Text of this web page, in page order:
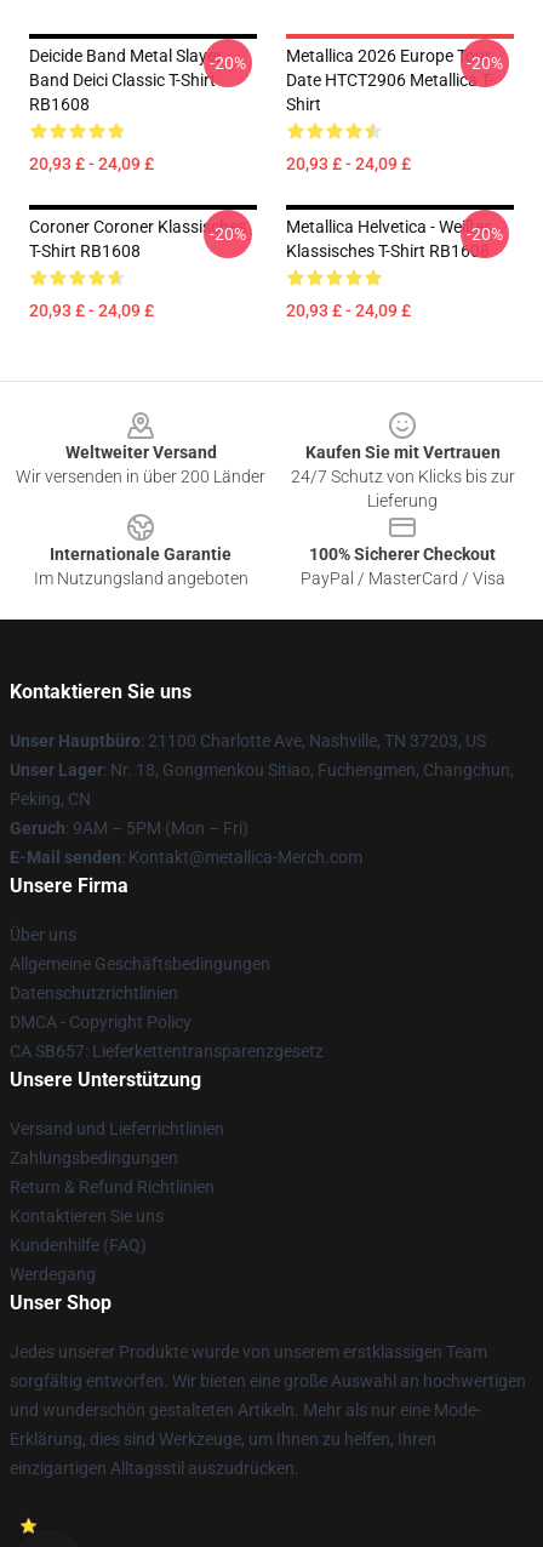
Deicide Band Metal Slayer
Band Deici Classic T-Shirt
RB1608
20,93 £ - 24,09 £
-20%
Metallica 2026 Europe Tour
Date HTCT2906 Metallica T-
Shirt
20,93 £ - 24,09 £
-20%
Coroner Coroner Klassisches
T-Shirt RB1608
20,93 £ - 24,09 £
-20%
Metallica Helvetica - Weißes
Klassisches T-Shirt RB1608
20,93 £ - 24,09 £
-20%
Weltweiter Versand
Wir versenden in über 200 Länder
Kaufen Sie mit Vertrauen
24/7 Schutz von Klicks bis zur
Lieferung
Internationale Garantie
Im Nutzungsland angeboten
100% Sicherer Checkout
PayPal / MasterCard / Visa
Kontaktieren Sie uns
Unser Hauptbüro: 21100 Charlotte Ave, Nashville, TN 37203, US
Unser Lager: Nr. 18, Gongmenkou Sitiao, Fuchengmen, Changchun,
Peking, CN
Geruch: 9AM – 5PM (Mon – Fri)
E-Mail senden: Kontakt@metallica-Merch.com
Unsere Firma
Über uns
Allgemeine Geschäftsbedingungen
Datenschutzrichtlinien
DMCA - Copyright Policy
CA SB657: Lieferkettentransparenzgesetz
Unsere Unterstützung
Versand und Lieferrichtlinien
Zahlungsbedingungen
Return & Refund Richtlinien
Kontaktieren Sie uns
Kundenhilfe (FAQ)
Werdegang
Unser Shop
Jedes unserer Produkte wurde von unserem erstklassigen Team
sorgfältig entworfen. Wir bieten eine große Auswahl an hochwertigen
und wunderschön gestalteten Artikeln. Mehr als nur eine Mode-
Erklärung, dies sind Werkzeuge, um Ihnen zu helfen, Ihren
einzigartigen Alltagsstil auszudrücken.